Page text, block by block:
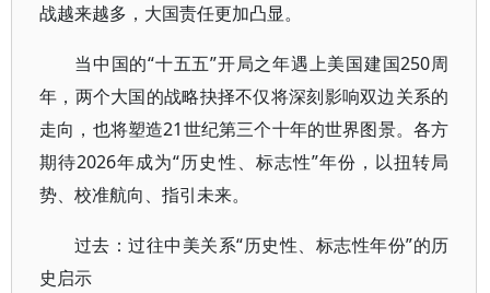
战越来越多，大国责任更加凸显。
当中国的“十五五”开局之年遇上美国建国250周
年，两个大国的战略抉择不仅将深刻影响双边关系的
走向，也将塑造21世纪第三个十年的世界图景。各方
期待2026年成为“历史性、标志性”年份，以扭转局
势、校准航向、指引未来。
过去：过往中美关系“历史性、标志性年份”的历
史启示